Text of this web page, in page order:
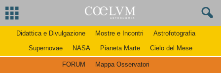
Didattica e Divulgazione Mostre e Incontri
Astrofotografia
Supernovae
NASA Pianeta Marte Cielo del Mese
FORUM
Mappa Osservatori